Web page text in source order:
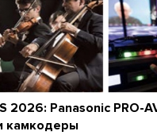
2026: Panasonic PRO-
камкодеры